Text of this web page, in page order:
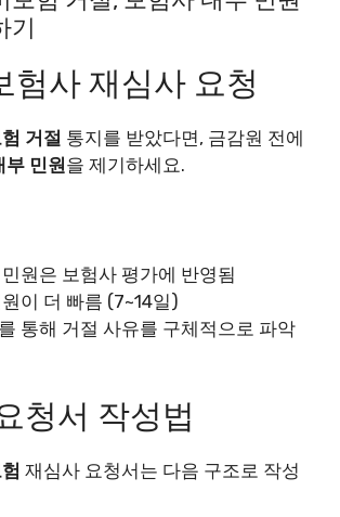
기
험사 재심사 요청
거절 통지를 받았다면, 금감원 전에
부 민원을 제기하세요.
원은 보험사 평가에 반영됨
이 더 빠름 (7~14일)
통해 거절 사유를 구체적으로 파악
청서 작성법
재심사 요청서는 다음 구조로 작성